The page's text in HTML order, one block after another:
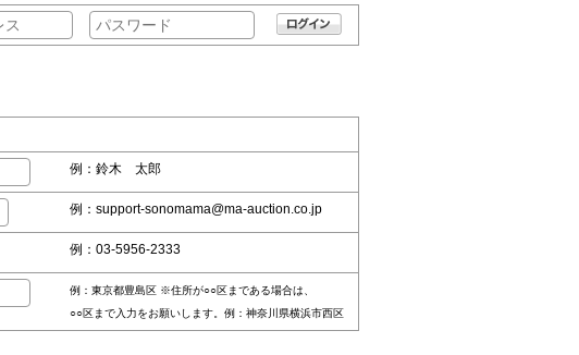
例：鈴木 太郎
例：support-sonomama@ma-auction.co.jp
例：03-5956-2333
例：東京都豊島区 ※住所が○○区まである場合は、
○○区まで入力をお願いします。例：神奈川県横浜市西区